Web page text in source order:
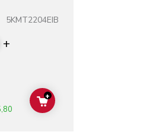
5KMT2204EIB
Display more colors
ADD TO CART
+